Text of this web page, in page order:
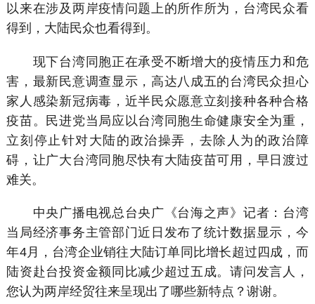
以来在涉及两岸疫情问题上的所作所为，台湾民众看
得到，大陆民众也看得到。
现下台湾同胞正在承受不断增大的疫情压力和危
害，最新民意调查显示，高达八成五的台湾民众担心
家人感染新冠病毒，近半民众愿意立刻接种各种合格
疫苗。民进党当局应以台湾同胞生命健康安全为重，
立刻停止针对大陆的政治操弄，去除人为的政治障
碍，让广大台湾同胞尽快有大陆疫苗可用，早日渡过
难关。
中央广播电视总台央广《台海之声》记者：台湾
当局经济事务主管部门近日发布了统计数据显示，今
年4月，台湾企业销往大陆订单同比增长超过四成，而
陆资赴台投资金额同比减少超过五成。请问发言人，
您认为两岸经贸往来呈现出了哪些新特点？谢谢。